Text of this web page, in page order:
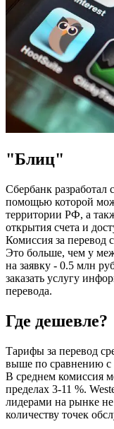
"Блиц"
Сбербанк разработал
помощью которой
территории РФ, а
открытия счета и
Комиссия за перевод
Это больше, чем у
на заявку - 0.5 млн
заказать услугу
перевода.
Где дешевле?
Тарифы за перевод
выше по сравнению с
В среднем комиссия
пределах 3-11 %.
лидерами на рынке
количеству точек